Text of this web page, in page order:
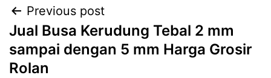
Post
navigation
Previous post
Jual Busa Kerudung Tebal 2 mm
sampai dengan 5 mm Harga Grosir
Rolan